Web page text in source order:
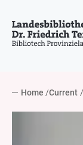
Home Current